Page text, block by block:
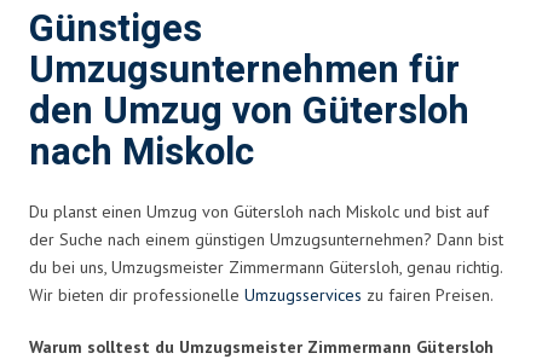
Günstiges
Umzugsunternehmen für
den Umzug von Gütersloh
nach Miskolc
Du planst einen Umzug von Gütersloh nach Miskolc und bist auf
der Suche nach einem günstigen Umzugsunternehmen? Dann bist
du bei uns, Umzugsmeister Zimmermann Gütersloh, genau richtig.
Wir bieten dir professionelle Umzugsservices zu fairen Preisen.
Warum solltest du Umzugsmeister Zimmermann Gütersloh